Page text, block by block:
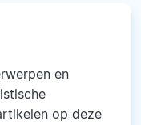
en
op deze